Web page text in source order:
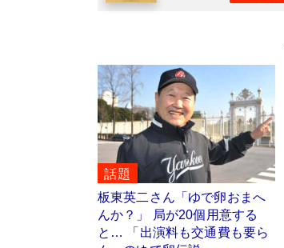
話題
板東英二さん「ゆで卵おまへ
んか？」 局が20個用意する
と… 「出演料も交通費も要ら